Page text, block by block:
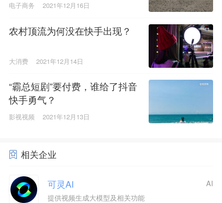
电子商务 2021年12月16日
农村顶流为何没在快手出现？
大消费 2021年12月14日
“霸总短剧”要付费，谁给了抖音
快手勇气？
影视视频 2021年12月13日
相关企业
可灵AI
提供视频生成大模型及相关功能
AI